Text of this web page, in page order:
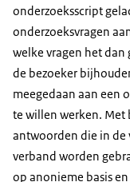
onderzoeksscript
onderzoeksvragen
welke vragen het dan
de bezoeker
meegedaan aan een
te willen werken. Met
antwoorden die in de
verband worden
op anonieme basis